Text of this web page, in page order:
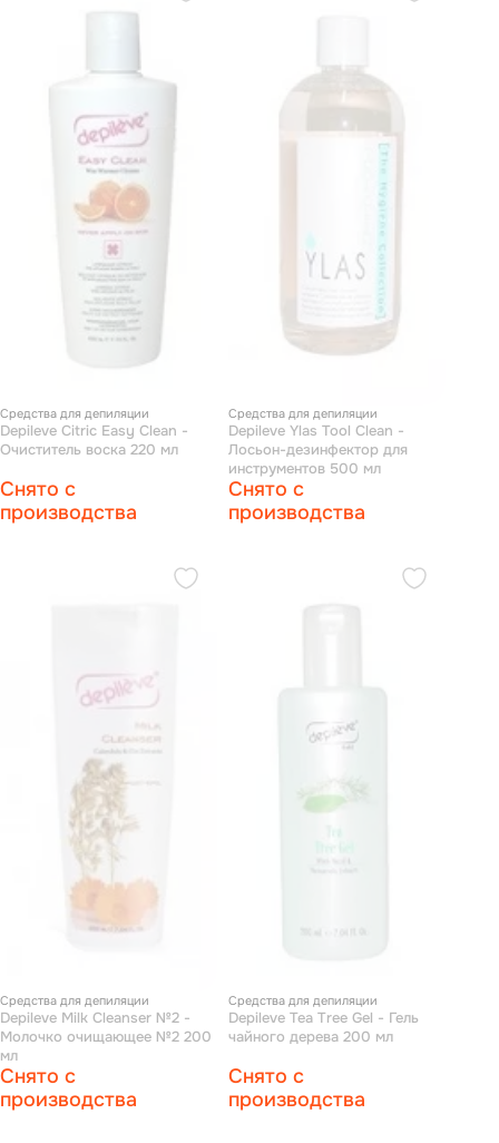
Средства для депиляции
Depileve Citric Easy Clean -
Очиститель воска 220 мл
Снято с
производства
Средства для депиляции
Depileve Ylas Tool Clean -
Лосьон-дезинфектор для
инструментов 500 мл
Снято с
производства
Средства для депиляции
Depileve Milk Cleanser №2 -
Молочко очищающее №2 200
мл
Снято с
производства
Средства для депиляции
Depileve Tea Tree Gel - Гель
чайного дерева 200 мл
Снято с
производства